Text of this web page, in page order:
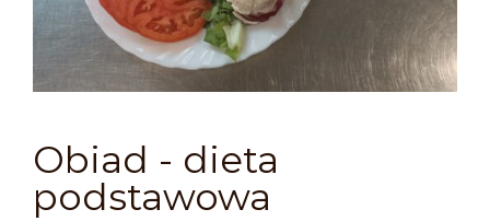
Obiad - dieta
podstawowa